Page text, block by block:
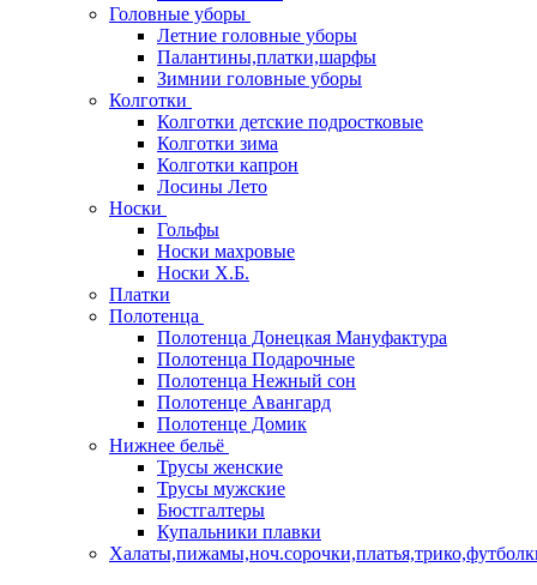
Головные уборы
Летние головные уборы
Палантины,платки,шарфы
Зимнии головные уборы
Колготки
Колготки детские подростковые
Колготки зима
Колготки капрон
Лосины Лето
Носки
Гольфы
Носки махровые
Носки Х.Б.
Платки
Полотенца
Полотенца Донецкая Мануфактура
Полотенца Подарочные
Полотенца Нежный сон
Полотенце Авангард
Полотенце Домик
Нижнее бельё
Трусы женские
Трусы мужские
Бюстгалтеры
Купальники плавки